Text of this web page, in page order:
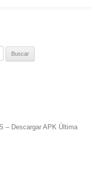
– Descargar APK Última